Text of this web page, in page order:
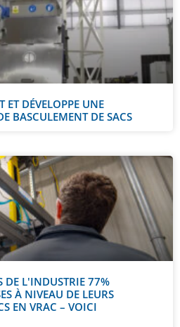
DÉVELOPPE UNE
BASCULEMENT DE SACS
DE L'INDUSTRIE 77%
À NIVEAU DE LEURS
EN VRAC – VOICI